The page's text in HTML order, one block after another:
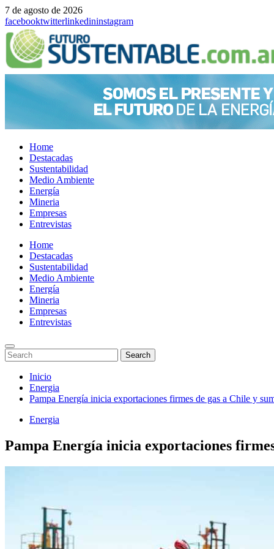
7 de agosto de 2026
facebooktwitterlinkedininstagram
Home
Destacadas
Sustentabilidad
Medio Ambiente
Energía
Mineria
Empresas
Entrevistas
Menu
Home
Destacadas
Sustentabilidad
Medio Ambiente
Energía
Mineria
Empresas
Entrevistas
Enter
Keyword
Search
for:
Search
Search
Saltar
contenido
Inicio
Energia
Pampa Energía inicia exportaciones firmes de gas a Chile y
Energia
Pampa Energía inicia exportaciones